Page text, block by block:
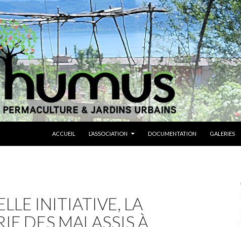
ACCUEIL
L’ASSOCIATION DOCUMENTATION GALERIES
INITIATIVE, LA
DES MALASSIS À